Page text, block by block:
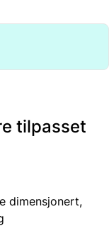
tilpasset
dimensjonert,